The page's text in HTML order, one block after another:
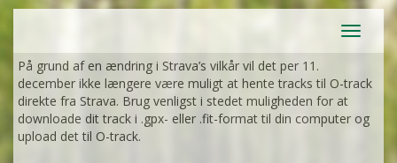
Toggle
På grund af en ændring i Strava’s vilkår vil det per 11.
december ikke længere være muligt at hente tracks til O-track
direkte fra Strava. Brug venligst i stedet muligheden for at
downloade dit track i .gpx- eller .fit-format til din computer og
upload det til O-track.